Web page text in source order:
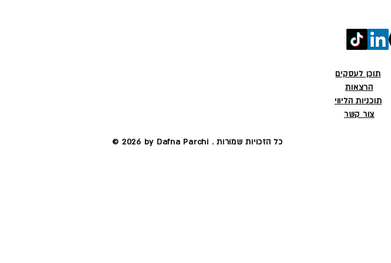
תוכן לעסקים
הרצאות
תוכניות הליווי
צור קשר
© 2026 by Dafna Parchi . כל הזכויות שמורות